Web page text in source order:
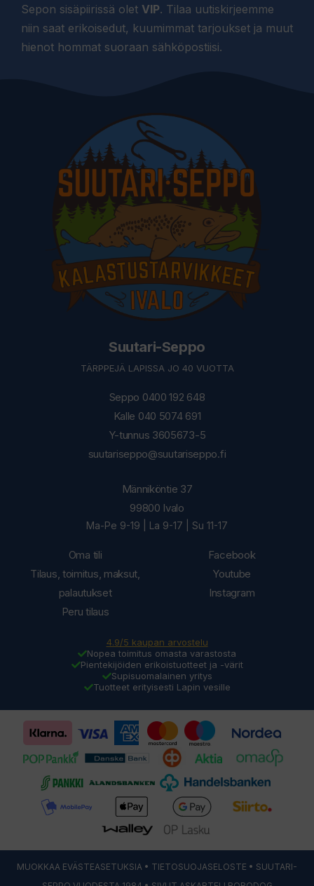
Sepon sisäpiirissä olet VIP. Tilaa uutiskirjeemme
niin saat erikoisedut, kuumimmat tarjoukset ja muut
hienot hommat suoraan sähköpostiisi.
Suutari-Seppo
TÄRPPEJÄ LAPISSA JO 40 VUOTTA
Seppo 0400 192 648
Kalle 040 5074 691
Y-tunnus 3605673-5
suutariseppo@suutariseppo.fi
Oma tili
Tilaus, toimitus, maksut,
palautukset
Peru tilaus
Männiköntie 37
99800 Ivalo
Ma-Pe 9-19 | La 9-17 | Su 11-17
Facebook
Youtube
Instagram
4.9/5 kaupan arvostelu
Nopea toimitus omasta varastosta
Pientekijöiden erikoistuotteet ja -värit
Supisuomalainen yritys
Tuotteet erityisesti Lapin vesille
MUOKKAA EVÄSTEASETUKSIA • TIETOSUOJASELOSTE • SUUTARI-